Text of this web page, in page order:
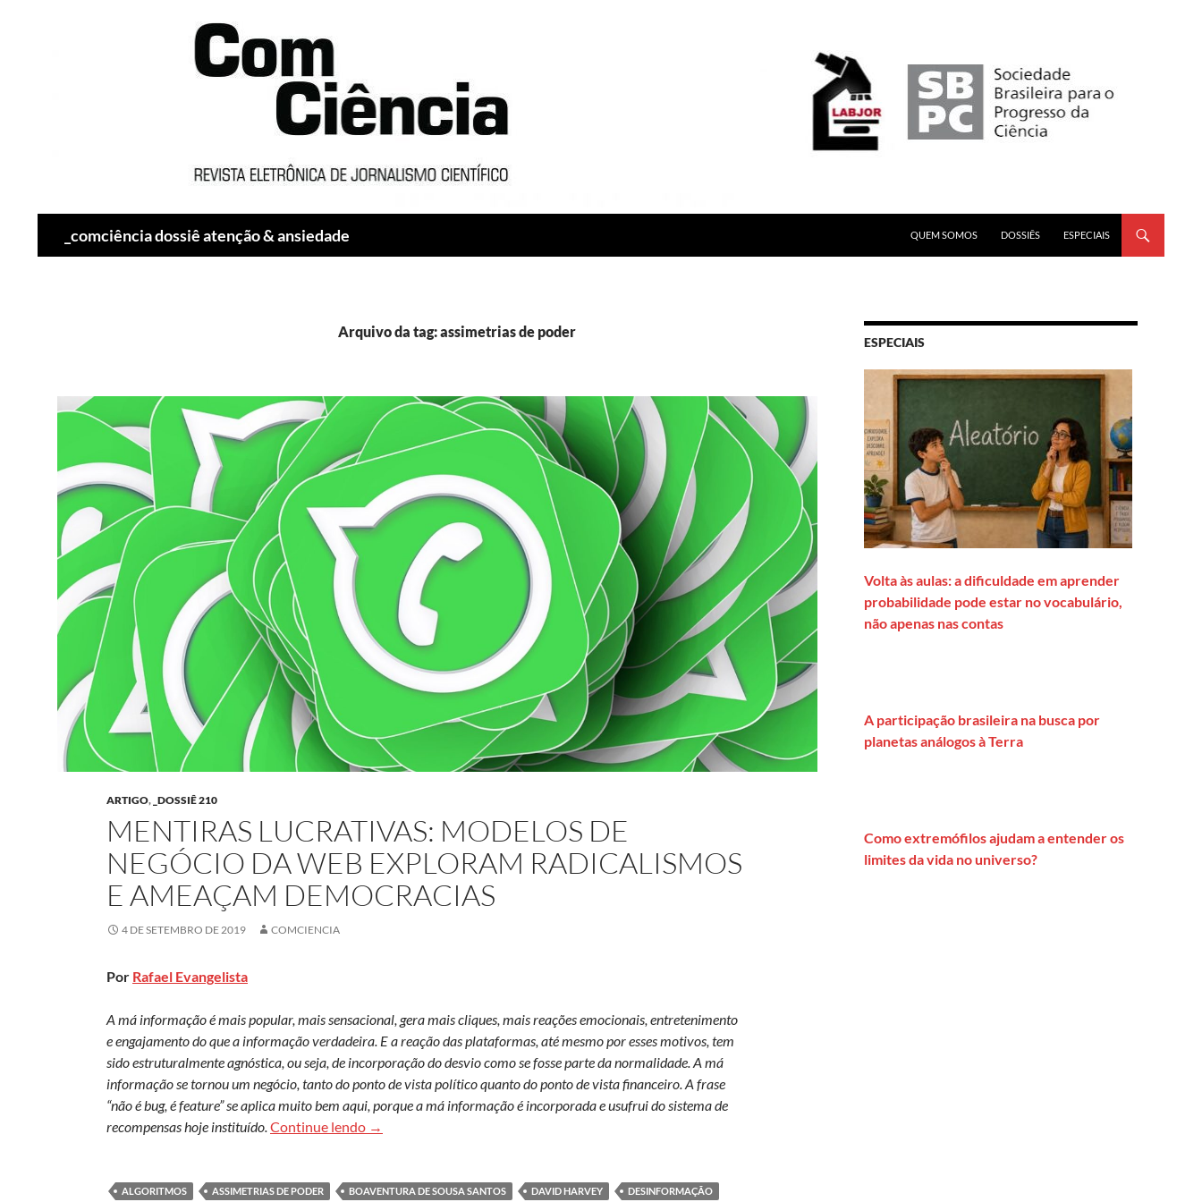
_comciência dossiê atenção & ansiedade
QUEM SOMOS
DOSSIÊS ESPECIAIS
Arquivo da tag: assimetrias de poder
ARTIGO, _DOSSIÊ 210
MENTIRAS LUCRATIVAS: MODELOS DE
NEGÓCIO DA WEB EXPLORAM RADICALISMOS
E AMEAÇAM DEMOCRACIAS
4 DE SETEMBRO DE 2019 COMCIENCIA
Por Rafael Evangelista
A má informação é mais popular, mais sensacional, gera mais cliques, mais reações emocionais, entretenimento
e engajamento do que a informação verdadeira. E a reação das plataformas, até mesmo por esses motivos, tem
sido estruturalmente agnóstica, ou seja, de incorporação do desvio como se fosse parte da normalidade. A má
informação se tornou um negócio, tanto do ponto de vista político quanto do ponto de vista financeiro. A frase
“não é bug, é feature” se aplica muito bem aqui, porque a má informação é incorporada e usufrui do sistema de
recompensas hoje instituído. Continue lendo Mentiras lucrativas: modelos de negócio da web exploram radicalismos e ameaçam democracias
→
ALGORITMOS ASSIMETRIAS DE PODER BOAVENTURA DE SOUSA SANTOS DAVID HARVEY DESINFORMAÇÃO
ESPECIAIS
Volta às aulas: a dificuldade em aprender
probabilidade pode estar no vocabulário,
não apenas nas contas
A participação brasileira na busca por
planetas análogos à Terra
Como extremófilos ajudam a entender os
limites da vida no universo?